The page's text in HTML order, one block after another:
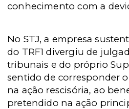
conhecimento com a
No STJ, a empresa
do TRF1 divergiu de
tribunais e do próprio
sentido de corresponder
na ação rescisória, ao
pretendido na ação